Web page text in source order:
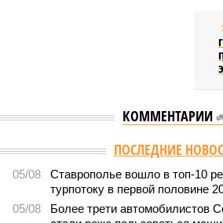
КОММЕНТАРИИ
ПОСЛЕДНИЕ
05/08
Ставрополье вошло в топ-10
турпотоку в первой половине
05/08
Более трети автомобилистов